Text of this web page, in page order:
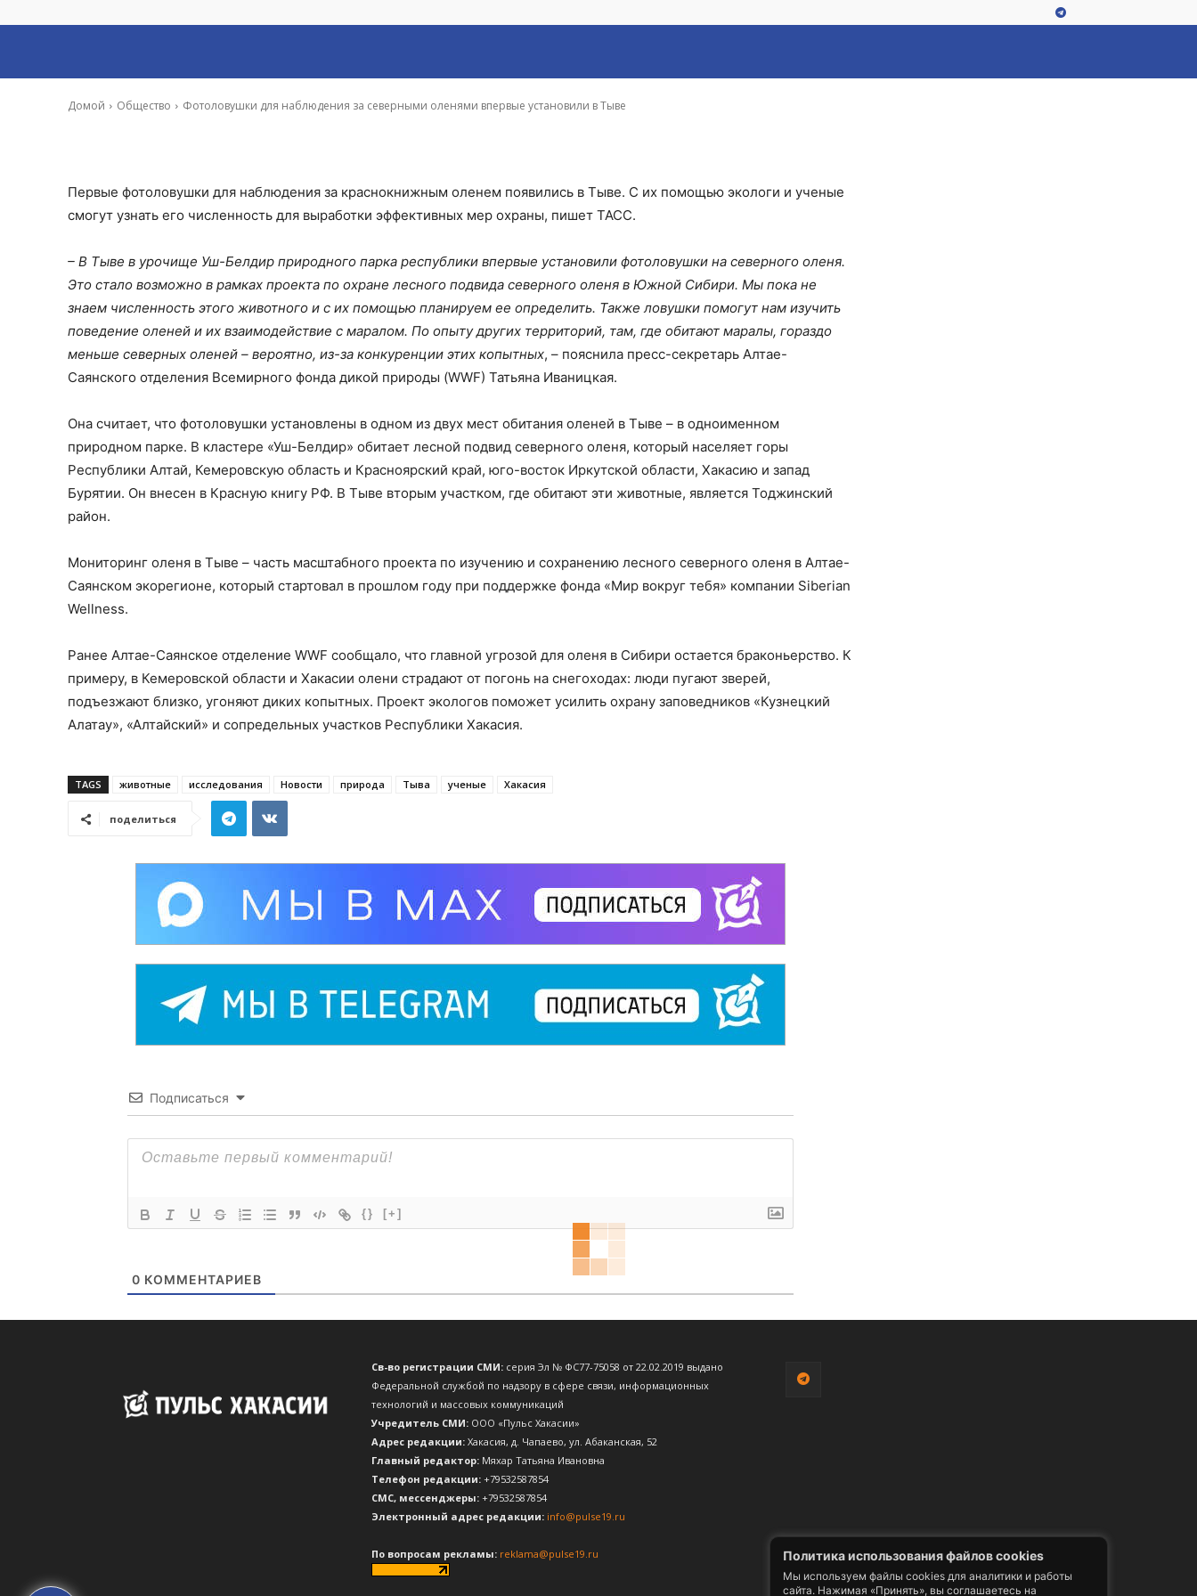
Политика использования файлов cookies
Мы используем файлы cookies для аналитики и работы
сайта. Нажимая «Принять», вы соглашаетесь на
Домой Общество Фотоловушки для наблюдения за северными оленями впервые установили в Тыве
оленями впервые установили в Тыве
Первые фотоловушки для наблюдения за краснокнижным оленем появились в Тыве. С их помощью экологи и ученые
смогут узнать его численность для выработки эффективных мер охраны, пишет ТАСС.
– В Тыве в урочище Уш-Белдир природного парка республики впервые установили фотоловушки на северного оленя.
Это стало возможно в рамках проекта по охране лесного подвида северного оленя в Южной Сибири. Мы пока не
знаем численность этого животного и с их помощью планируем ее определить. Также ловушки помогут нам изучить
поведение оленей и их взаимодействие с маралом. По опыту других территорий, там, где обитают маралы, гораздо
меньше северных оленей – вероятно, из-за конкуренции этих копытных, – пояснила пресс-секретарь Алтае-
Саянского отделения Всемирного фонда дикой природы (WWF) Татьяна Иваницкая.
Она считает, что фотоловушки установлены в одном из двух мест обитания оленей в Тыве – в одноименном
природном парке. В кластере «Уш-Белдир» обитает лесной подвид северного оленя, который населяет горы
Республики Алтай, Кемеровскую область и Красноярский край, юго-восток Иркутской области, Хакасию и запад
Бурятии. Он внесен в Красную книгу РФ. В Тыве вторым участком, где обитают эти животные, является Тоджинский
район.
Мониторинг оленя в Тыве – часть масштабного проекта по изучению и сохранению лесного северного оленя в Алтае-
Саянском экорегионе, который стартовал в прошлом году при поддержке фонда «Мир вокруг тебя» компании Siberian
Wellness.
Ранее Алтае-Саянское отделение WWF сообщало, что главной угрозой для оленя в Сибири остается браконьерство. К
примеру, в Кемеровской области и Хакасии олени страдают от погонь на снегоходах: люди пугают зверей,
подъезжают близко, угоняют диких копытных. Проект экологов поможет усилить охрану заповедников «Кузнецкий
Алатау», «Алтайский» и сопредельных участков Республики Хакасия.
TAGS животные исследования Новости природа Тыва ученые Хакасия
поделиться
Подписаться
{} [+]
0 КОММЕНТАРИЕВ
Св-во регистрации СМИ: серия Эл № ФС77-75058 от 22.02.2019 выдано
Федеральной службой по надзору в сфере связи, информационных
технологий и массовых коммуникаций
Учредитель СМИ: ООО «Пульс Хакасии»
Адрес редакции: Хакасия, д. Чапаево, ул. Абаканская, 52
Главный редактор: Мяхар Татьяна Ивановна
Телефон редакции: +79532587854
CМС, мессенджеры: +79532587854
Электронный адрес редакции: info@pulse19.ru
По вопросам рекламы: reklama@pulse19.ru